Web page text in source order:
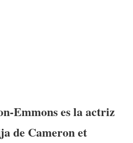
Emmons es la actriz
de Cameron et